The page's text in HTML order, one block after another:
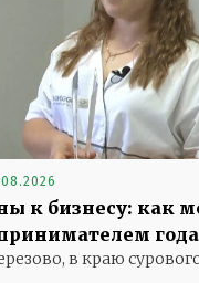
к бизнесу: как
года
в краю